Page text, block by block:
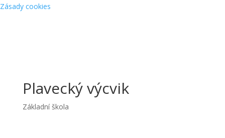
Zásady cookies
Plavecký výcvik
Základní škola